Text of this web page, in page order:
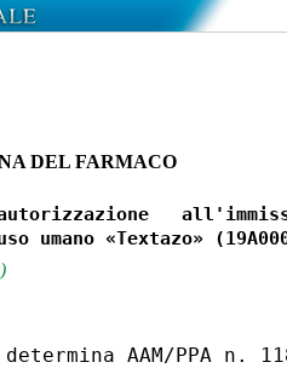
DEL FARMACO
determina AAM/PPA n.